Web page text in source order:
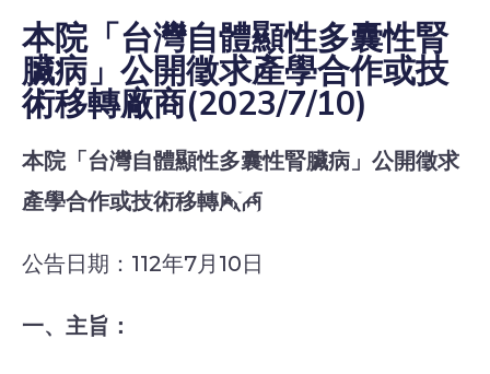
本院「台灣自體顯性多囊性腎
臟病」公開徵求產學合作或技
術移轉廠商(2023/7/10)
本院「台灣自體顯性多囊性腎臟病」公開徵求
產學合作或技術移轉廠商
公告日期：112年7月10日
一、主旨：